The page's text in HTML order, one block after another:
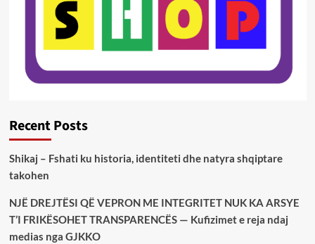
Recent Posts
Shikaj – Fshati ku historia, identiteti dhe natyra shqiptare
takohen
NJË DREJTËSI QË VEPRON ME INTEGRITET NUK KA ARSYE
T’I FRIKËSOHET TRANSPARENCËS — Kufizimet e reja ndaj
medias nga GJKKO